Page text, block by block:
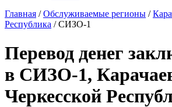
Главная /Обслуживаемые регионы /
Республика / СИЗО-1
Перевод денег
в СИЗО-1,
Черкесской